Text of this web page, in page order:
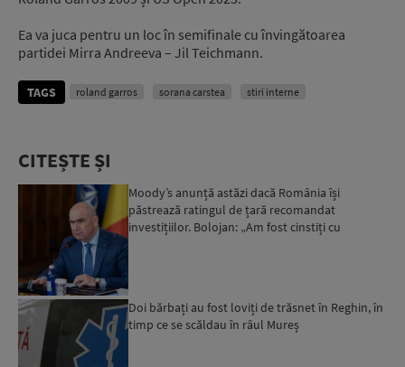
Ea va juca pentru un loc în semifinale cu învingătoarea
partidei Mirra Andreeva – Jil Teichmann.
TAGS roland garros sorana carstea stiri interne
CITEȘTE ȘI
Moody’s anunță astăzi dacă România își
păstrează ratingul de țară recomandat
investițiilor. Bolojan: „Am fost cinstiți cu
Doi bărbați au fost loviți de trăsnet în Reghin, în
timp ce se scăldau în râul Mureș